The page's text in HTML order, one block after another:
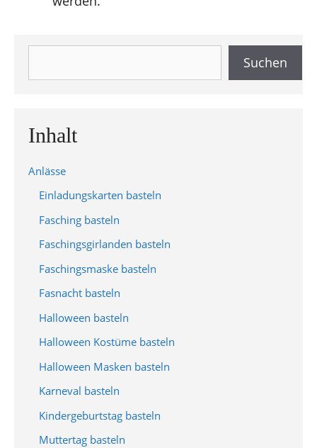
Suchen
Inhalt
Anlässe
Einladungskarten basteln
Fasching basteln
Faschingsgirlanden basteln
Faschingsmaske basteln
Fasnacht basteln
Halloween basteln
Halloween Kostüme basteln
Halloween Masken basteln
Karneval basteln
Kindergeburtstag basteln
Muttertag basteln